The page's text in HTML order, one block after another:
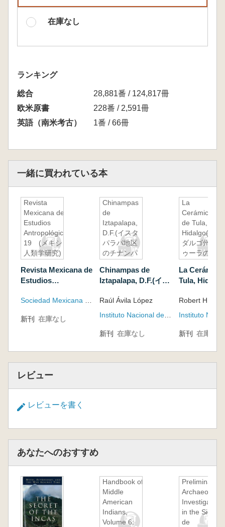
在庫なし
ランキング
総合
28,881番 / 124,817冊
欧米原書
228番 / 2,591冊
英語（南米考古）
1番 / 66冊
一緒に買われている本
Revista
Mexicana de
Estudios
Antropológicos
19 (メキシコ
人類学研究)
Revista Mexicana de
Estudios
19 (メキシコ人類学
新刊 在庫なし
Chinampas
de
Iztapalapa,
D.F.(イスタ
パラパ地区
のチナンパ
Chinampas de
Iztapalapa, D.F.(イス
ンパス)
Raúl Ávila López
新刊 在庫なし
La
Cerámica
de Tula,
Hidalgo(イ
ダルゴ州ト
ゥーラの陶
La Cerámica
Tula,
器)
Robert H.
新刊 在庫なし
レビュー
レビューを書く
あなたへのおすすめ
Handbook of
Middle
American
Indians,
Volume 6:
Preliminary
Investigations
in the Sierra
de